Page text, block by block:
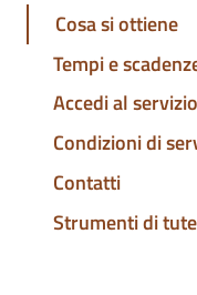
Cosa si ottiene
Tempi e
Accedi al servizio
Condizioni di
Contatti
Strumenti di